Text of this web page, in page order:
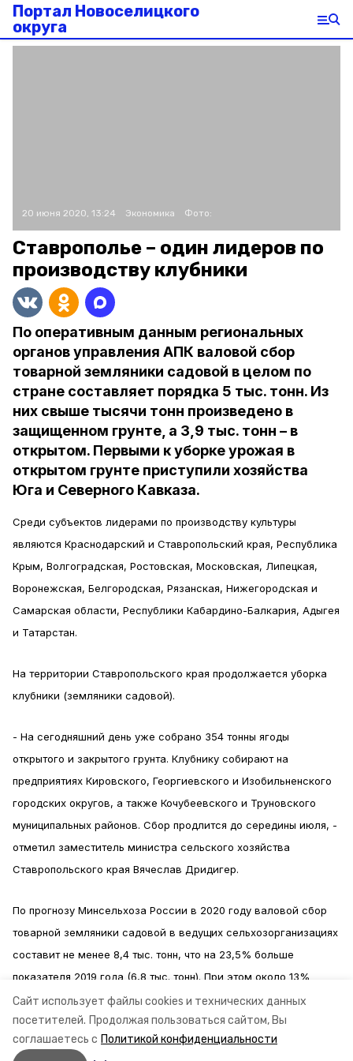
Сайт использует файлы cookies и технических данных
посетителей. Продолжая пользоваться сайтом, Вы
соглашаетесь с Политикой конфиденциальности
Портал Новоселицкого
округа
20 июня 2020, 13:24 Экономика Фото:
Ставрополье – один лидеров по
производству клубники
По оперативным данным региональных
органов управления АПК валовой сбор
товарной земляники садовой в целом по
стране составляет порядка 5 тыс. тонн. Из
них свыше тысячи тонн произведено в
защищенном грунте, а 3,9 тыс. тонн – в
открытом. Первыми к уборке урожая в
открытом грунте приступили хозяйства
Юга и Северного Кавказа.
Среди субъектов лидерами по производству культуры
являются Краснодарский и Ставропольский края, Республика
Крым, Волгоградская, Ростовская, Московская, Липецкая,
Воронежская, Белгородская, Рязанская, Нижегородская и
Самарская области, Республики Кабардино-Балкария, Адыгея
и Татарстан.
На территории Ставропольского края продолжается уборка
клубники (земляники садовой).
- На сегодняшний день уже собрано 354 тонны ягоды
открытого и закрытого грунта. Клубнику собирают на
предприятиях Кировского, Георгиевского и Изобильненского
городских округов, а также Кочубеевского и Труновского
муниципальных районов. Сбор продлится до середины июля, -
отметил заместитель министра сельского хозяйства
Ставропольского края Вячеслав Дридигер.
По прогнозу Минсельхоза России в 2020 году валовой сбор
товарной земляники садовой в ведущих сельхозорганизациях
составит не менее 8,4 тыс. тонн, что на 23,5% больше
показателя 2019 года (6,8 тыс. тонн). При этом около 13%
урожая будет выращено в защищённом грунте.Фото:
Минсельхоз СК